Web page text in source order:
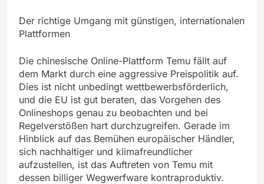
Der richtige Umgang mit günstigen, internationalen
Plattformen
Die chinesische Online-Plattform Temu fällt auf
dem Markt durch eine aggressive Preispolitik auf.
Dies ist nicht unbedingt wettbewerbsförderlich,
und die EU ist gut beraten, das Vorgehen des
Onlineshops genau zu beobachten und bei
Regelverstößen hart durchzugreifen. Gerade im
Hinblick auf das Bemühen europäischer Händler,
sich nachhaltiger und klimafreundlicher
aufzustellen, ist das Auftreten von Temu mit
dessen billiger Wegwerfware kontraproduktiv.